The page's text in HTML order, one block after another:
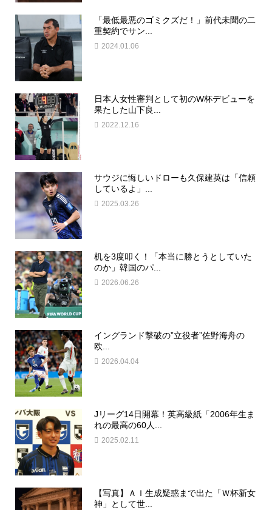
「最低最悪のゴミクズだ！」前代未聞の二
重契約でサン...
2024.01.06
日本人女性審判として初のW杯デビューを
果たした山下良...
2022.12.16
サウジに悔しいドローも久保建英は「信頼
しているよ」...
2025.03.26
机を3度叩く！「本当に勝とうとしていた
のか」韓国のパ...
2026.06.26
イングランド撃破の”立役者”佐野海舟の
欧...
2026.04.04
Jリーグ14日開幕！英高級紙「2006年生ま
れの最高の60人...
2025.02.11
【写真】ＡＩ生成疑惑まで出た「Ｗ杯新女
神」として世...